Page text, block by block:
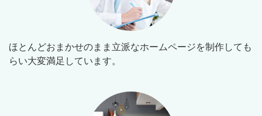
ほとんどおまかせのまま立派なホームページを制作しても
らい大変満足しています。